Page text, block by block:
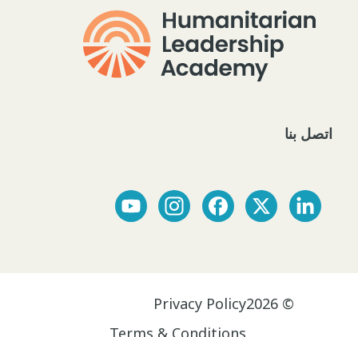
اتصل بنا
© 2026
Privacy Policy
Terms & Conditions